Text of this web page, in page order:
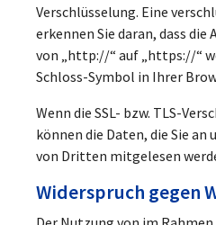
Verschlüsselung. Eine
erkennen Sie daran, dass die
von „http://“ auf „https://“
Schloss-Symbol in Ihrer
Wenn die SSL- bzw. TLS-
können die Daten, die Sie
von Dritten mitgelesen
Widerspruch gegen